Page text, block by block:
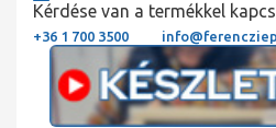
Kérdése van a termékkel
+36 1 700 3500